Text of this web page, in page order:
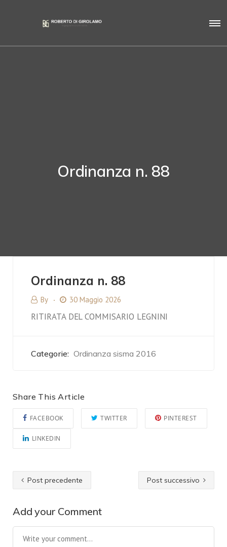
Ordinanza n. 88
Ordinanza n. 88
By 30 Maggio 2026
RITIRATA DEL COMMISARIO LEGNINI
Categorie: Ordinanza sisma 2016
Share This Article
FACEBOOK TWITTER PINTEREST
LINKEDIN
Post precedente Post successivo
Add your Comment